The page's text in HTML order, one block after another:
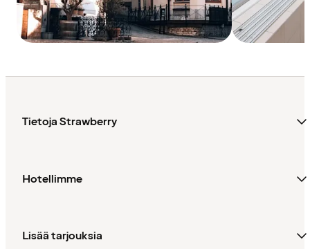
Tietoja Strawberry
Hotellimme
Lisää tarjouksia